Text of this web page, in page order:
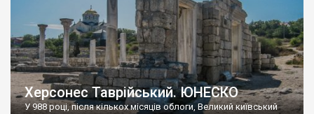
Херсонес Таврійський. ЮНЕСКО
У 988 році, після кількох місяців облоги, Великий київський